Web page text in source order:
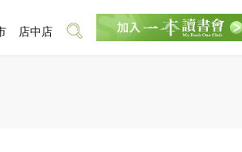
店中店